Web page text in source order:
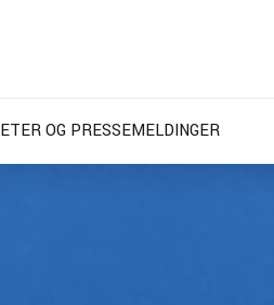
OG PRESSEMELDINGER